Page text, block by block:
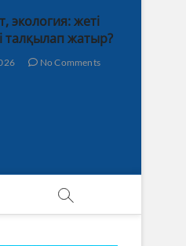
экология: жеті
талқылап жатыр?
No Comments